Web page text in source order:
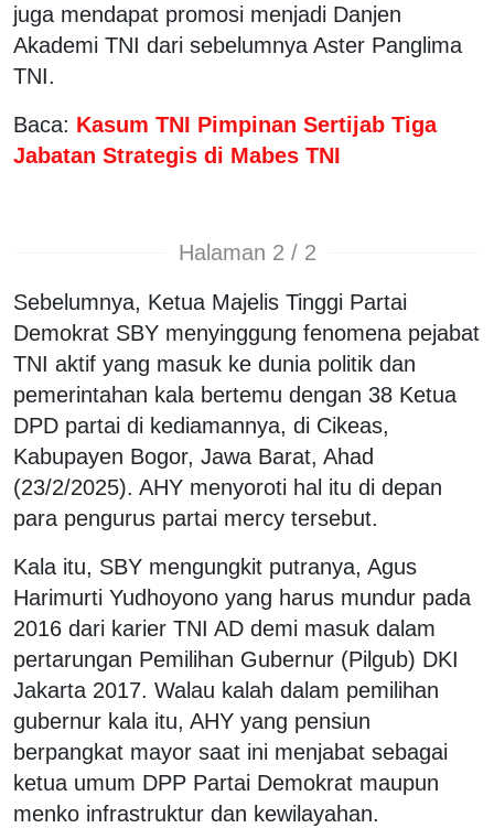
juga mendapat promosi menjadi Danjen
Akademi TNI dari sebelumnya Aster Panglima
TNI.
Baca: Kasum TNI Pimpinan Sertijab Tiga
Jabatan Strategis di Mabes TNI
Halaman 2 / 2
Sebelumnya, Ketua Majelis Tinggi Partai
Demokrat SBY menyinggung fenomena pejabat
TNI aktif yang masuk ke dunia politik dan
pemerintahan kala bertemu dengan 38 Ketua
DPD partai di kediamannya, di Cikeas,
Kabupayen Bogor, Jawa Barat, Ahad
(23/2/2025). AHY menyoroti hal itu di depan
para pengurus partai mercy tersebut.
Kala itu, SBY mengungkit putranya, Agus
Harimurti Yudhoyono yang harus mundur pada
2016 dari karier TNI AD demi masuk dalam
pertarungan Pemilihan Gubernur (Pilgub) DKI
Jakarta 2017. Walau kalah dalam pemilihan
gubernur kala itu, AHY yang pensiun
berpangkat mayor saat ini menjabat sebagai
ketua umum DPP Partai Demokrat maupun
menko infrastruktur dan kewilayahan.